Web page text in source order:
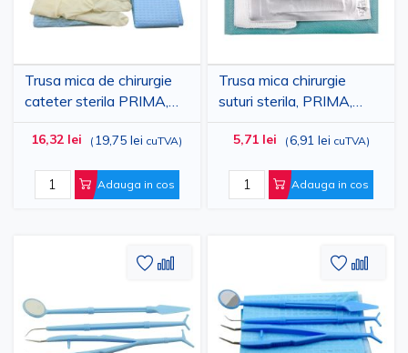
Trusa mica de chirurgie
cateter sterila PRIMA,
camp operator 60x60
cm, pensa, tavite
16,32 lei ( 19,75 lei cuTVA)
Adauga in cos
Trusa mica chirurgie
suturi sterila, PRIMA,
camp operator 50×50
cm, pensa, lama bisturiu,
5,71 lei (6,91 lei cuTVA)
Adauga in cos
Adaugati
de
Dorinte
Adaugati
comparare
Lista
de
Dorinte